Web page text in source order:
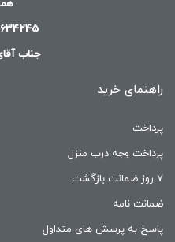
جناب
راهنمای خرید
پرداخت
پرداخت وجه درب منزل
۷ روز ضمانت بازگشت
ضمانت نامه
پاسخ به پرسش های متداول